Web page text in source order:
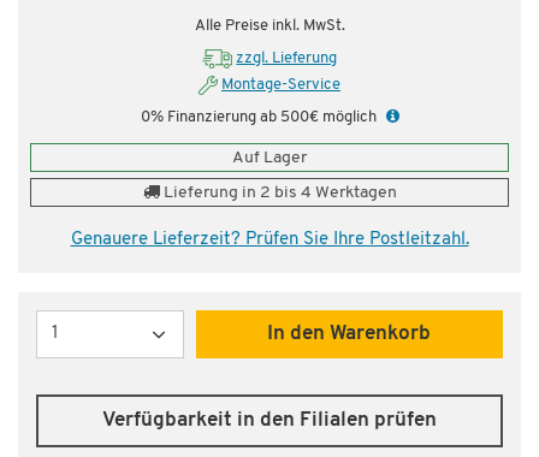
Alle Preise inkl. MwSt.
zzgl. Lieferung
Montage-Service
0% Finanzierung ab 500€ möglich
Auf Lager
Lieferung in 2 bis 4 Werktagen
Genauere Lieferzeit? Prüfen Sie Ihre Postleitzahl.
Menge
In den Warenkorb
Verfügbarkeit in den Filialen prüfen